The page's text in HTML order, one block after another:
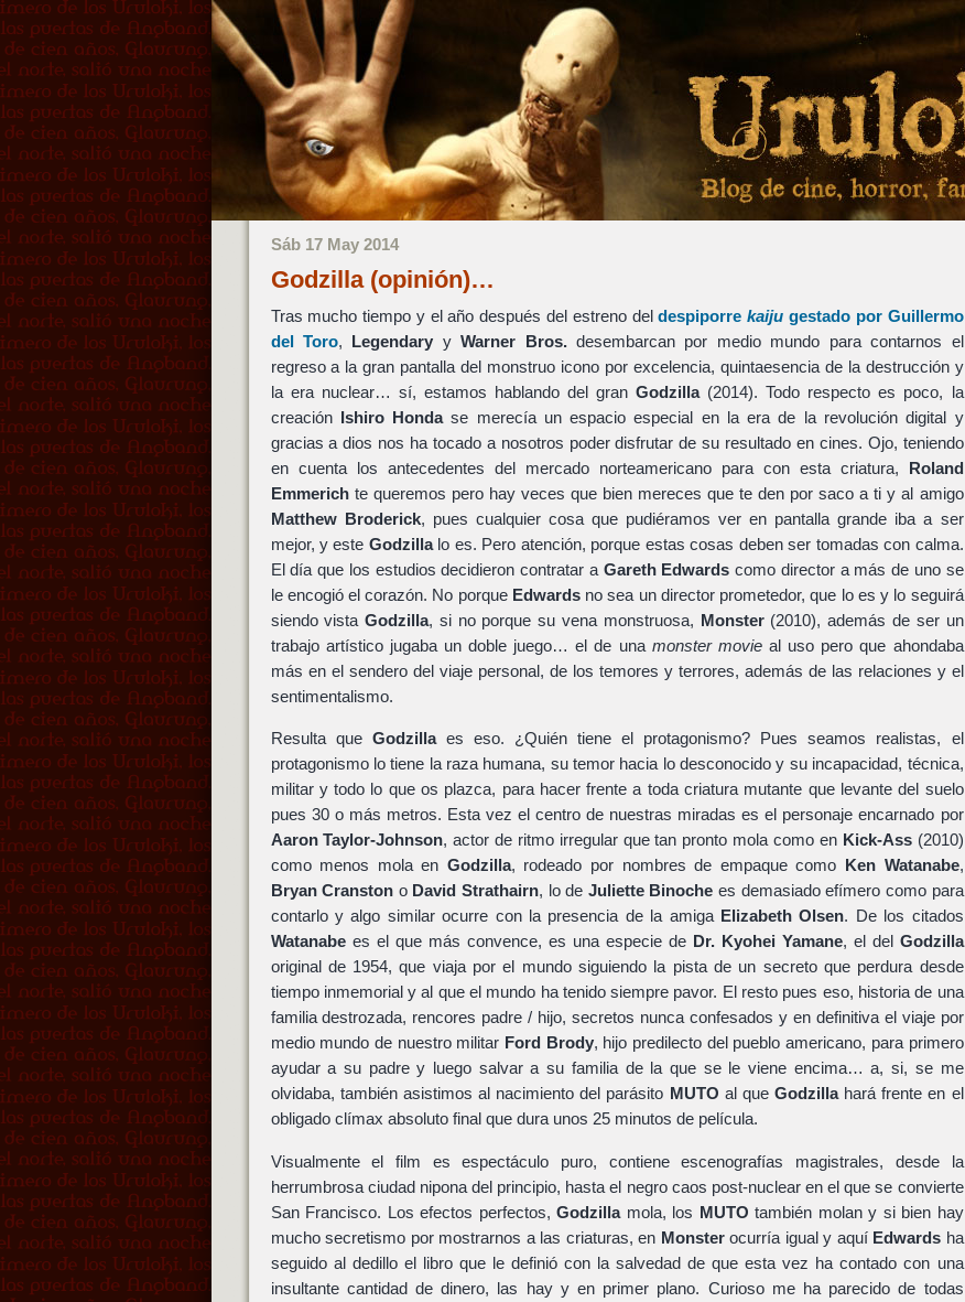
Sáb 17 May 2014
Godzilla (opinión)…
Tras mucho tiempo y el año después del estreno deldespiporrekaiju gestado por Guillermo
del Toro, Legendary yWarner Bros.desembarcan por medio mundo para contarnos el
regreso a la gran pantalla del monstruo icono por excelencia, quintaesencia de la destrucción y
la era nuclear… sí, estamos hablando del granGodzilla(2014). Todo respecto es poco, la
creación Ishiro Hondase merecía un espacio especial en la era de la revolución digital y
gracias a dios nos ha tocado a nosotros poder disfrutar de su resultado en cines. Ojo, teniendo
en cuenta los antecedentes del mercado norteamericano para con esta criatura, Roland
Emmerichte queremos pero hay veces que bien mereces que te den por saco a ti y al amigo
Matthew Broderick, pues cualquier cosa que pudiéramos ver en pantalla grande iba a ser
mejor, y este Godzillalo es. Pero atención, porque estas cosas deben ser tomadas con calma.
El día que los estudios decidieron contratar a Gareth Edwards como director a más de uno se
le encogió el corazón. No porque Edwardsno sea un director prometedor, que lo es y lo seguirá
siendo vistaGodzilla, si no porque su vena monstruosa, Monster(2010), además de ser un
trabajo artístico jugaba un doble juego… el de una monster movieal uso pero que ahondaba
más en el sendero del viaje personal, de los temores y terrores, además de las relaciones y el
sentimentalismo.
Resulta que Godzillaes eso. ¿Quién tiene el protagonismo? Pues seamos realistas, el
protagonismo lo tiene la raza humana, su temor hacia lo desconocido y su incapacidad, técnica,
militar y todo lo que os plazca, para hacer frente a toda criatura mutante que levante del suelo
pues 30 o más metros. Esta vez el centro de nuestras miradas es el personaje encarnado por
Aaron Taylor-Johnson, actor de ritmo irregular que tan pronto mola como en Kick-Ass(2010)
como menos mola en Godzilla, rodeado por nombres de empaque como Ken Watanabe,
Bryan Cranston o David Strathairn, lo de Juliette Binoche es demasiado efímero como para
contarlo y algo similar ocurre con la presencia de la amiga Elizabeth Olsen. De los citados
Watanabees el que más convence, es una especie de Dr. Kyohei Yamane, el del Godzilla
original de 1954, que viaja por el mundo siguiendo la pista de un secreto que perdura desde
tiempo inmemorial y al que el mundo ha tenido siempre pavor. El resto pues eso, historia de una
familia destrozada, rencores padre / hijo, secretos nunca confesados y en definitiva el viaje por
medio mundo de nuestro militar Ford Brody, hijo predilecto del pueblo americano, para primero
ayudar a su padre y luego salvar a su familia de la que se le viene encima… a, si, se me
olvidaba, también asistimos al nacimiento del parásito MUTO al que Godzillahará frente en el
obligado clímax absoluto final que dura unos 25 minutos de película.
Visualmente el film es espectáculo puro, contiene escenografías magistrales, desde la
herrumbrosa ciudad nipona del principio, hasta el negro caos post-nuclear en el que se convierte
San Francisco. Los efectos perfectos,Godzillamola, los MUTO también molan y si bien hay
mucho secretismo por mostrarnos a las criaturas, en Monsterocurría igual y aquí Edwards ha
seguido al dedillo el libro que le definió con la salvedad de que esta vez ha contado con una
insultante cantidad de dinero, las hay y en primer plano. Curioso me ha parecido de todas